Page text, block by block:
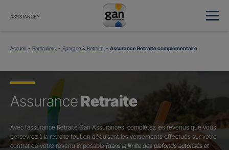
ASSISTANCE ?
Accueil Particuliers Epargne & Retraite Assurance Retraite complémentaire
Assurance Retraite
Avec l’assurance Retraite Gan Assurances, complétez les revenus que vous
percevrez à la retraite tout en déduisant les versements effectués sur votre
contrat de votre revenu imposable (dans la limite des plafonds autorisés et